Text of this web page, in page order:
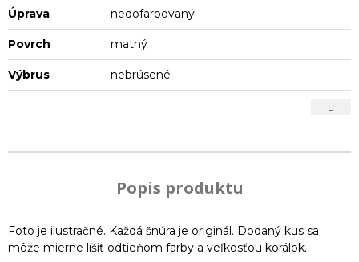
Úprava nedofarbovaný
Povrch matný
Výbrus nebrúsené
Popis produktu
Foto je ilustračné. Každá šnúra je originál. Dodaný kus sa
môže mierne líšiť odtieňom farby a veľkosťou korálok.